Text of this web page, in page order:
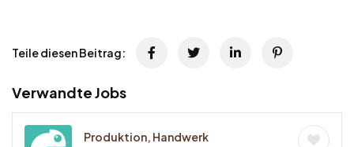
Teile diesen Beitrag:
Verwandte Jobs
Produktion, Handwerk